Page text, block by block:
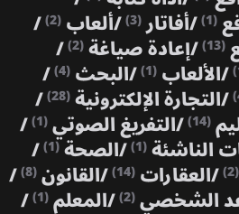
(1)
/أفاتار(3)
/ألعاب (2)
/
(13)
/إعادة صياغة(2)
/
/الألعاب(1)
/البحث(4)
/
/التجارة الإلكترونية(28)
/
(14)
/التفريغ الصوتي(1)
/
الناشئة(1)
/الصحة(1)
/
(2)
/العقارات (14)
/القانون(8)
/
الشخصي(2)
/المعلم(1)
/